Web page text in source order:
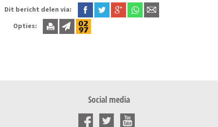
Dit bericht delen via:
Opties:
Social media